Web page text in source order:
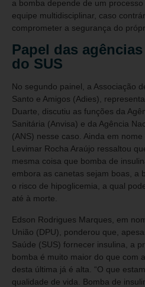
a bomba depende de um
equipe multidisciplinar, caso
comprometer a segurança do
Papel das
do SUS
No segundo painel, a Associação
Santo e Amigos (Adies),
Duarte, discutiu as funções da
Sanitária (Anvisa) e da Agência
(ANS) nesse caso. Ainda em
Levimar Rocha Araújo ressaltou
mesma coisa que bomba de
embora as canetas sejam boas, a
o risco de hipoglicemia, a qual
até à morte.
Edson Rodrigues Marques, em
União (DPU), ponderou que,
Saúde (SUS) fornecer insulina, a
bomba é muito maior do que com
desta última já é alta. “O que
qualidade de vida. Bomba de